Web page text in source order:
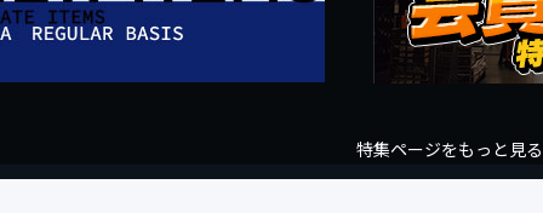
特集ページをもっと見る